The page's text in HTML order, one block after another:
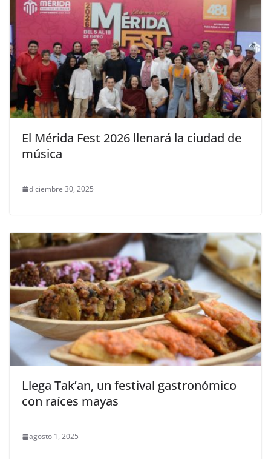
El Mérida Fest 2026 llenará la ciudad de
música
diciembre 30, 2025
Llega Tak’an, un festival gastronómico
con raíces mayas
agosto 1, 2025